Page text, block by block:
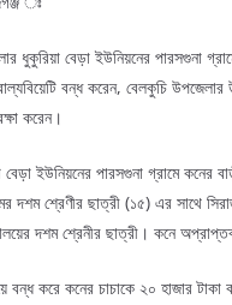
ধুকুরিয়া বেড়া ইউনিয়নের পারসগুনা
বন্ধ করেন, বেলকুচি উপজেলার
করেন।
বেড়া ইউনিয়নের পারসগুনা গ্রামে
দশম শ্রেণীর ছাত্রী (১৫) এর সাথে
দশম শ্রেনীর ছাত্রী। কনে
বন্ধ করে কনের চাচাকে ২০ হাজার